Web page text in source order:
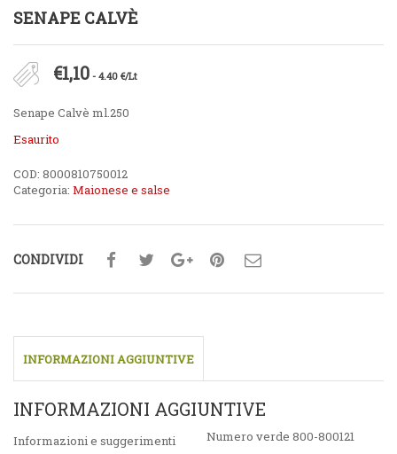
SENAPE CALVÈ
€1,10 - 4.40 €/Lt
Senape Calvè ml.250
Esaurito
COD: 8000810750012
Categoria: Maionese e salse
CONDIVIDI
INFORMAZIONI AGGIUNTIVE
INFORMAZIONI AGGIUNTIVE
Informazioni e suggerimenti
Numero verde 800-800121